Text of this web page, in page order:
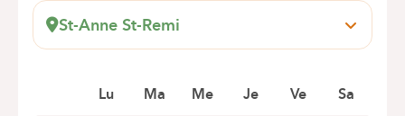
St-Anne St-Remi
Boulevard Jules Graindor, 66
Prendre rendez-vous en ligne
Lu Ma Me Je Ve Sa